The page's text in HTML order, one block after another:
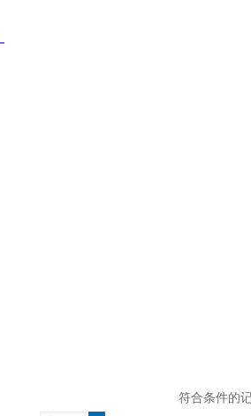
符合条件的